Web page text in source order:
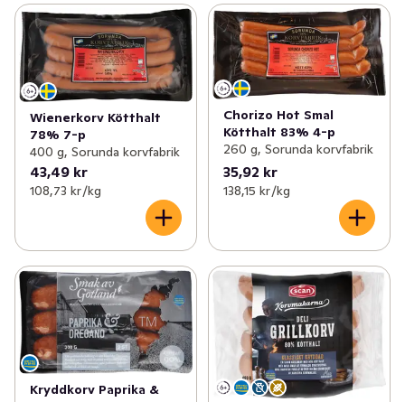
Wienerkorv Kötthalt
78% 7-p
400 g, Sorunda korvfabrik
43,49 kr
108,73 kr /kg
Chorizo Hot Smal
Kötthalt 83% 4-p
260 g, Sorunda korvfabrik
35,92 kr
138,15 kr /kg
Kryddkorv Paprika &